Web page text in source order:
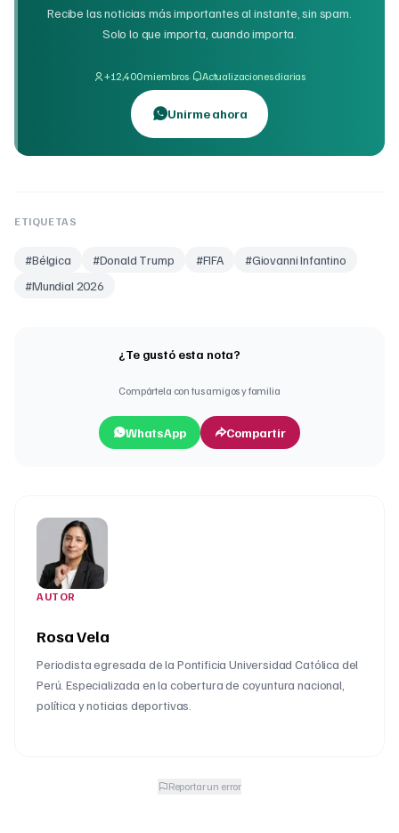
Recibe las noticias más importantes al instante, sin spam.
Solo lo que importa, cuando importa.
+12,400 miembros· Actualizaciones diarias
Unirme ahora
ETIQUETAS
#Bélgica #Donald Trump #FIFA #Giovanni Infantino
#Mundial 2026
¿Te gustó esta nota?
Compártela con tus amigos y familia
WhatsApp Compartir
AUTOR
Rosa Vela
Periodista egresada de la Pontificia Universidad Católica del
Perú. Especializada en la cobertura de coyuntura nacional,
política y noticias deportivas.
Reportar un error